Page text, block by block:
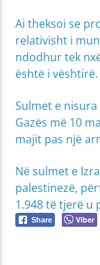
Ai theksoi se
relativisht i
ndodhur tek
është i vështirë.
Sulmet e
Gazës më 10
majit pas një
Në sulmet e
palestinezë,
1.948 të tjerë u
Share Viber